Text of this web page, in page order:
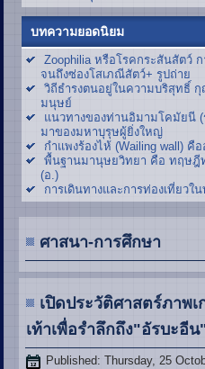
บทความยอดนิยม
Zoophilia หรือโรคกระสันสัตว์
จนถึงซ่องโสเภณีสัตว์+ รูปถ่าย
วิถีธำรงตนอยู่ในความบริสุทธิ์
มนุษย์
แนวทางของท่านอิมามโคมัยนี (
มาของมหาบุรุษผู้ยิ่งใหญ่
กำแพงร้องไห้ (Wailing wall) คือ
พื้นฐานมานุษยวิทยา คือ ทฤษฎี
(อ.)
การเดินทางและการท่องเที่ยวใ
ศาสนา-การศึกษา
เปิดประวัติศาสตร์ภาพ
เท้าเพื่อรำลึกถึง"อัรบะอี
Published: Thursday, 25